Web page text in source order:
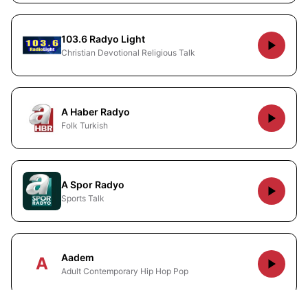
103.6 Radyo Light
Christian Devotional Religious Talk
A Haber Radyo
Folk Turkish
A Spor Radyo
Sports Talk
A Aadem
Adult Contemporary Hip Hop Pop